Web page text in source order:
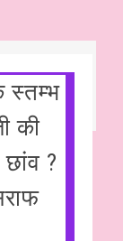
स्तम्भ
की
?